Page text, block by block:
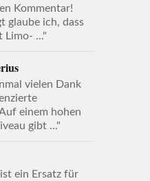
Kommentar!
glaube ich, dass
Limo- ..."
vielen Dank
einem hohen
gibt ..."
ein Ersatz für